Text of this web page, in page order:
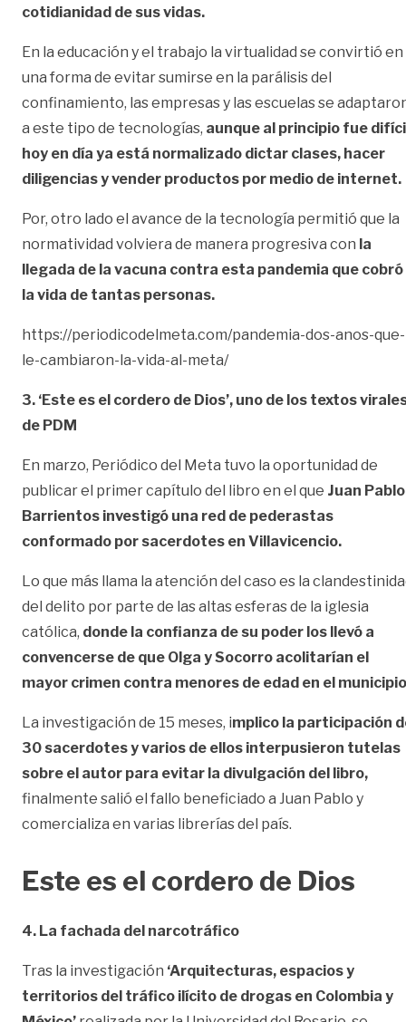
cotidianidad de sus vidas.
En la educación y el trabajo la virtualidad se convirtió en
una forma de evitar sumirse en la parálisis del
confinamiento, las empresas y las escuelas se
a este tipo de tecnologías, aunque al principio fue
hoy en día ya está normalizado dictar clases, hacer
diligencias y vender productos por medio de internet.
Por, otro lado el avance de la tecnología permitió que la
normatividad volviera de manera progresiva con la
llegada de la vacuna contra esta pandemia que cobró
la vida de tantas personas.
https://periodicodelmeta.com/pandemia-dos-anos-que-
le-cambiaron-la-vida-al-meta/
3. ‘Este es el cordero de Dios’, uno de los textos
de PDM
En marzo, Periódico del Meta tuvo la oportunidad de
publicar el primer capítulo del libro en el que Juan Pablo
Barrientos investigó una red de pederastas
conformado por sacerdotes en Villavicencio.
Lo que más llama la atención del caso es la
del delito por parte de las altas esferas de la iglesia
católica, donde la confianza de su poder los llevó a
convencerse de que Olga y Socorro acolitarían el
mayor crimen contra menores de edad en el
La investigación de 15 meses, implico la participación
30 sacerdotes y varios de ellos interpusieron tutelas
sobre el autor para evitar la divulgación del libro,
finalmente salió el fallo beneficiado a Juan Pablo y
comercializa en varias librerías del país.
Este es el cordero de Dios
4. La fachada del narcotráfico
Tras la investigación ‘Arquitecturas, espacios y
territorios del tráfico ilícito de drogas en Colombia y